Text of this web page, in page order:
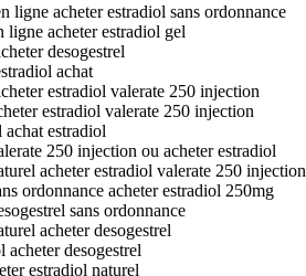
ligne acheter estradiol sans ordonnance
ligne acheter estradiol gel
desogestrel
achat
estradiol valerate 250 injection
estradiol valerate 250 injection
achat estradiol
250 injection ou acheter estradiol
acheter estradiol valerate 250 injection
ordonnance acheter estradiol 250mg
sans ordonnance
acheter desogestrel
acheter desogestrel
estradiol naturel